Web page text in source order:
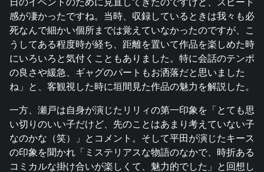
感が凄かったですね。当時、収録しているときは我々も必
死なんで細かい個所までは覚えていなかったのですが、こ
うしてある程度時が経ち、距離を置いて作品を楽しめた時
にいろいろと気付くこともありました。特に会話のテンポ
の良さや緩急、ギャグのパートもお洒落だと思いました
ね」と、客観視した時に垣間見た作品の魅力を解説した。
一方、瀬戸は自身が演じたリリィの第一印象を「とても思
い切りのいい子だけど、先のことはあまり考えていない子
なのかな（笑）」とコメント。そして平田が演じたキース
の印象を聞かれ「ミステリアスな物語のなかで、時折ある
コミカルな掛け合いが楽しくて、魅力的でした」と回想し